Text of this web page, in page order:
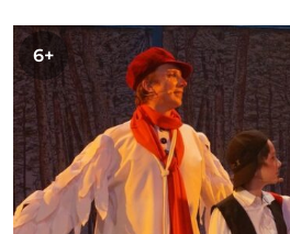
6+